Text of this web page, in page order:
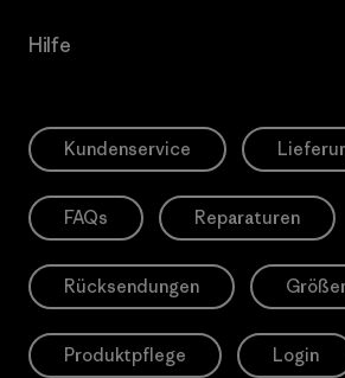
Hilfe
Kundenservice
FAQs Reparaturen
Rücksendungen
Produktpflege Login